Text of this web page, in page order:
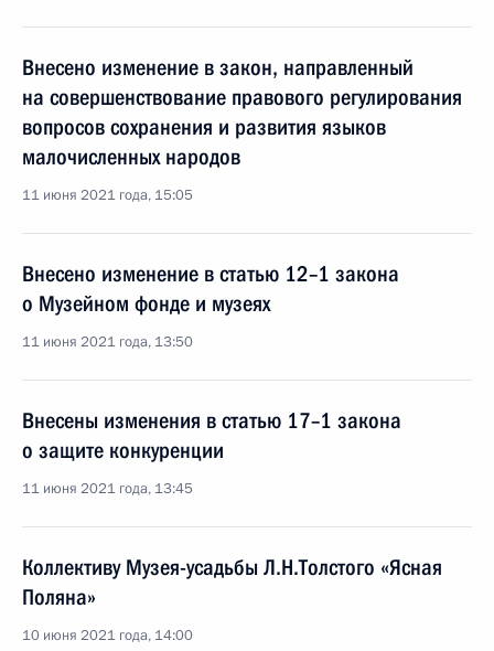
Внесено изменение в закон, направленный
на совершенствование правового регулирования
вопросов сохранения и развития языков
малочисленных народов
11 июня 2021 года, 15:05
Внесено изменение в статью 12–1 закона
о Музейном фонде и музеях
11 июня 2021 года, 13:50
Внесены изменения в статью 17–1 закона
о защите конкуренции
11 июня 2021 года, 13:45
Коллективу Музея-усадьбы Л.Н.Толстого «Ясная
Поляна»
10 июня 2021 года, 14:00